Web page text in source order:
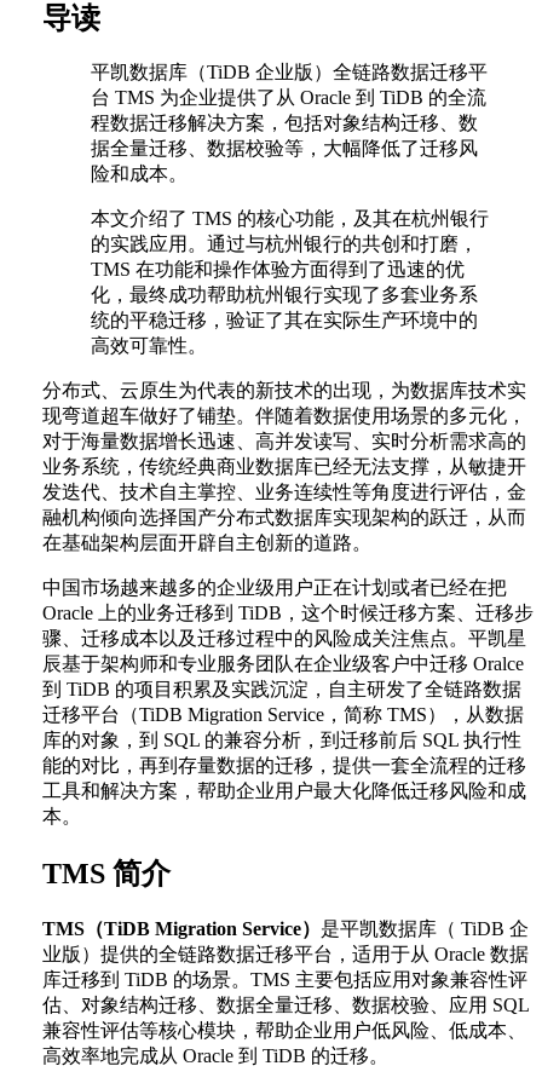
导读
平凯数据库（TiDB 企业版）全链路数据迁移平
台 TMS 为企业提供了从 Oracle 到 TiDB 的全流
程数据迁移解决方案，包括对象结构迁移、数
据全量迁移、数据校验等，大幅降低了迁移风
险和成本。
本文介绍了 TMS 的核心功能，及其在杭州银行
的实践应用。通过与杭州银行的共创和打磨，
TMS 在功能和操作体验方面得到了迅速的优
化，最终成功帮助杭州银行实现了多套业务系
统的平稳迁移，验证了其在实际生产环境中的
高效可靠性。
分布式、云原生为代表的新技术的出现，为数据库技术实
现弯道超车做好了铺垫。伴随着数据使用场景的多元化，
对于海量数据增长迅速、高并发读写、实时分析需求高的
业务系统，传统经典商业数据库已经无法支撑，从敏捷开
发迭代、技术自主掌控、业务连续性等角度进行评估，金
融机构倾向选择国产分布式数据库实现架构的跃迁，从而
在基础架构层面开辟自主创新的道路。
中国市场越来越多的企业级用户正在计划或者已经在把
Oracle 上的业务迁移到 TiDB，这个时候迁移方案、迁移步
骤、迁移成本以及迁移过程中的风险成关注焦点。平凯星
辰基于架构师和专业服务团队在企业级客户中迁移 Oralce
到 TiDB 的项目积累及实践沉淀，自主研发了全链路数据
迁移平台（TiDB Migration Service，简称 TMS），从数据
库的对象，到 SQL 的兼容分析，到迁移前后 SQL 执行性
能的对比，再到存量数据的迁移，提供一套全流程的迁移
工具和解决方案，帮助企业用户最大化降低迁移风险和成
本。
TMS 简介
TMS（TiDB Migration Service） 是平凯数据库（ TiDB 企
业版）提供的全链路数据迁移平台，适用于从 Oracle 数据
库迁移到 TiDB 的场景。TMS 主要包括应用对象兼容性评
估、对象结构迁移、数据全量迁移、数据校验、应用 SQL
兼容性评估等核心模块，帮助企业用户低风险、低成本、
高效率地完成从 Oracle 到 TiDB 的迁移。